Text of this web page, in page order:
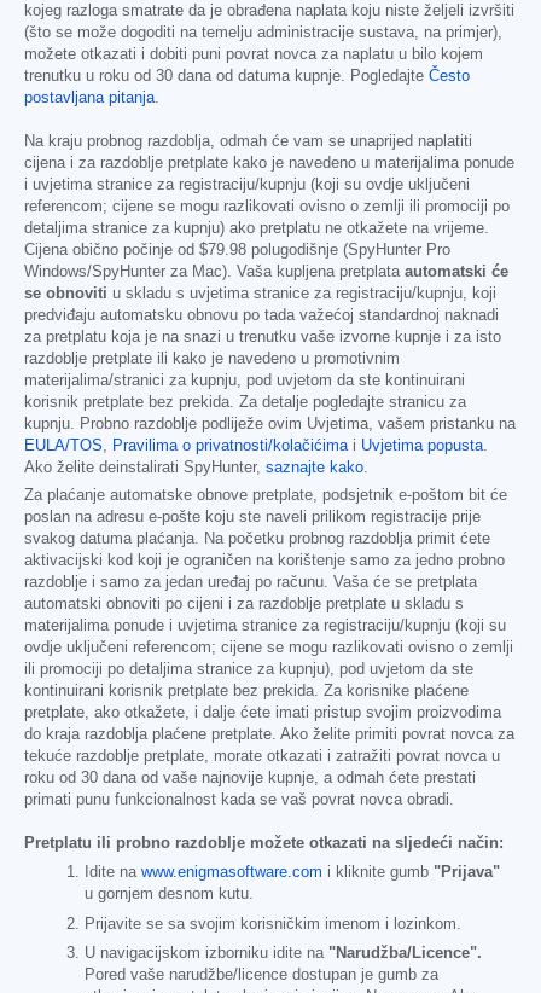
kojeg razloga smatrate da je obrađena naplata koju niste željeli izvršiti
(što se može dogoditi na temelju administracije sustava, na primjer),
možete otkazati i dobiti puni povrat novca za naplatu u bilo kojem
trenutku u roku od 30 dana od datuma kupnje. Pogledajte Često
postavljana pitanja.
Na kraju probnog razdoblja, odmah će vam se unaprijed naplatiti
cijena i za razdoblje pretplate kako je navedeno u materijalima ponude
i uvjetima stranice za registraciju/kupnju (koji su ovdje uključeni
referencom; cijene se mogu razlikovati ovisno o zemlji ili promociji po
detaljima stranice za kupnju) ako pretplatu ne otkažete na vrijeme.
Cijena obično počinje od $79.98 polugodišnje (SpyHunter Pro
Windows/SpyHunter za Mac). Vaša kupljena pretplata automatski će
se obnoviti u skladu s uvjetima stranice za registraciju/kupnju, koji
predviđaju automatsku obnovu po tada važećoj standardnoj naknadi
za pretplatu koja je na snazi u trenutku vaše izvorne kupnje i za isto
razdoblje pretplate ili kako je navedeno u promotivnim
materijalima/stranici za kupnju, pod uvjetom da ste kontinuirani
korisnik pretplate bez prekida. Za detalje pogledajte stranicu za
kupnju. Probno razdoblje podliježe ovim Uvjetima, vašem pristanku na
EULA/TOS, Pravilima o privatnosti/kolačićimai Uvjetima popusta.
Ako želite deinstalirati SpyHunter, saznajte kako.
Za plaćanje automatske obnove pretplate, podsjetnik e-poštom bit će
poslan na adresu e-pošte koju ste naveli prilikom registracije prije
svakog datuma plaćanja. Na početku probnog razdoblja primit ćete
aktivacijski kod koji je ograničen na korištenje samo za jedno probno
razdoblje i samo za jedan uređaj po računu. Vaša će se pretplata
automatski obnoviti po cijeni i za razdoblje pretplate u skladu s
materijalima ponude i uvjetima stranice za registraciju/kupnju (koji su
ovdje uključeni referencom; cijene se mogu razlikovati ovisno o zemlji
ili promociji po detaljima stranice za kupnju), pod uvjetom da ste
kontinuirani korisnik pretplate bez prekida. Za korisnike plaćene
pretplate, ako otkažete, i dalje ćete imati pristup svojim proizvodima
do kraja razdoblja plaćene pretplate. Ako želite primiti povrat novca za
tekuće razdoblje pretplate, morate otkazati i zatražiti povrat novca u
roku od 30 dana od vaše najnovije kupnje, a odmah ćete prestati
primati punu funkcionalnost kada se vaš povrat novca obradi.
Pretplatu ili probno razdoblje možete otkazati na sljedeći način:
Idite na www.enigmasoftware.com i kliknite gumb "Prijava"
u gornjem desnom kutu.
Prijavite se sa svojim korisničkim imenom i lozinkom.
U navigacijskom izborniku idite na "Narudžba/Licence".
Pored vaše narudžbe/licence dostupan je gumb za